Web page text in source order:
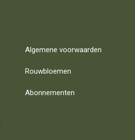
Algemene voorwaarden
Rouwbloemen
Abonnementen